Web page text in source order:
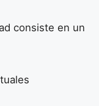
consiste en un